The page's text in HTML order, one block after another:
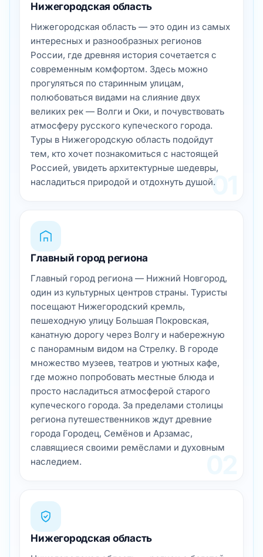
01
Нижегородская область
Нижегородская область — это один из самых
интересных и разнообразных регионов
России, где древняя история сочетается с
современным комфортом. Здесь можно
прогуляться по старинным улицам,
полюбоваться видами на слияние двух
великих рек — Волги и Оки, и почувствовать
атмосферу русского купеческого города.
Туры в Нижегородскую область подойдут
тем, кто хочет познакомиться с настоящей
Россией, увидеть архитектурные шедевры,
насладиться природой и отдохнуть душой.
Главный город региона
Главный город региона — Нижний Новгород,
один из культурных центров страны. Туристы
посещают Нижегородский кремль,
пешеходную улицу Большая Покровская,
канатную дорогу через Волгу и набережную
с панорамным видом на Стрелку. В городе
множество музеев, театров и уютных кафе,
где можно попробовать местные блюда и
просто насладиться атмосферой старого
купеческого города. За пределами столицы
региона путешественников ждут древние
города Городец, Семёнов и Арзамас,
славящиеся своими ремёслами и духовным
наследием.
Нижегородская область